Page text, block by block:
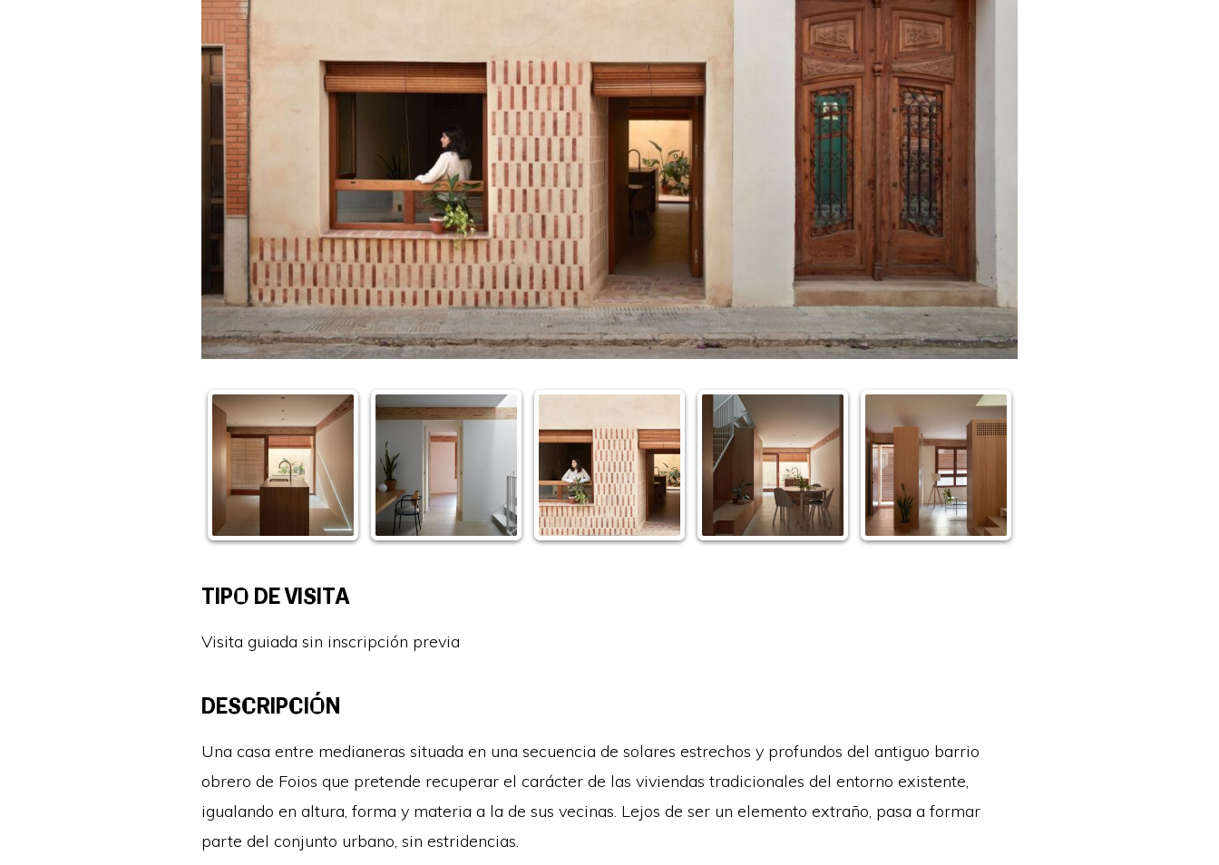
TIPO DE VISITA
Visita guiada sin inscripción previa
DESCRIPCIÓN
Una casa entre medianeras situada en una secuencia de solares estrechos y profundos del antiguo barrio
obrero de Foios que pretende recuperar el carácter de las viviendas tradicionales del entorno existente,
igualando en altura, forma y materia a la de sus vecinas. Lejos de ser un elemento extraño, pasa a formar
parte del conjunto urbano, sin estridencias.